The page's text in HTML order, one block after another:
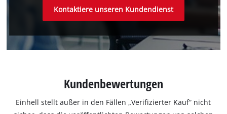
Kontaktiere unseren Kundendienst
Kundenbewertungen
Einhell stellt außer in den Fällen „Verifizierter Kauf“ nicht